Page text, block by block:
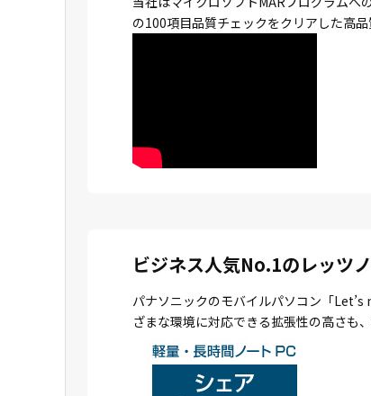
の100項目品質チェックをクリアした高品
ビジネス人気No.1のレッツ
パナソニックのモバイルパソコン「
ざまな環境に対応できる拡張性の高さも